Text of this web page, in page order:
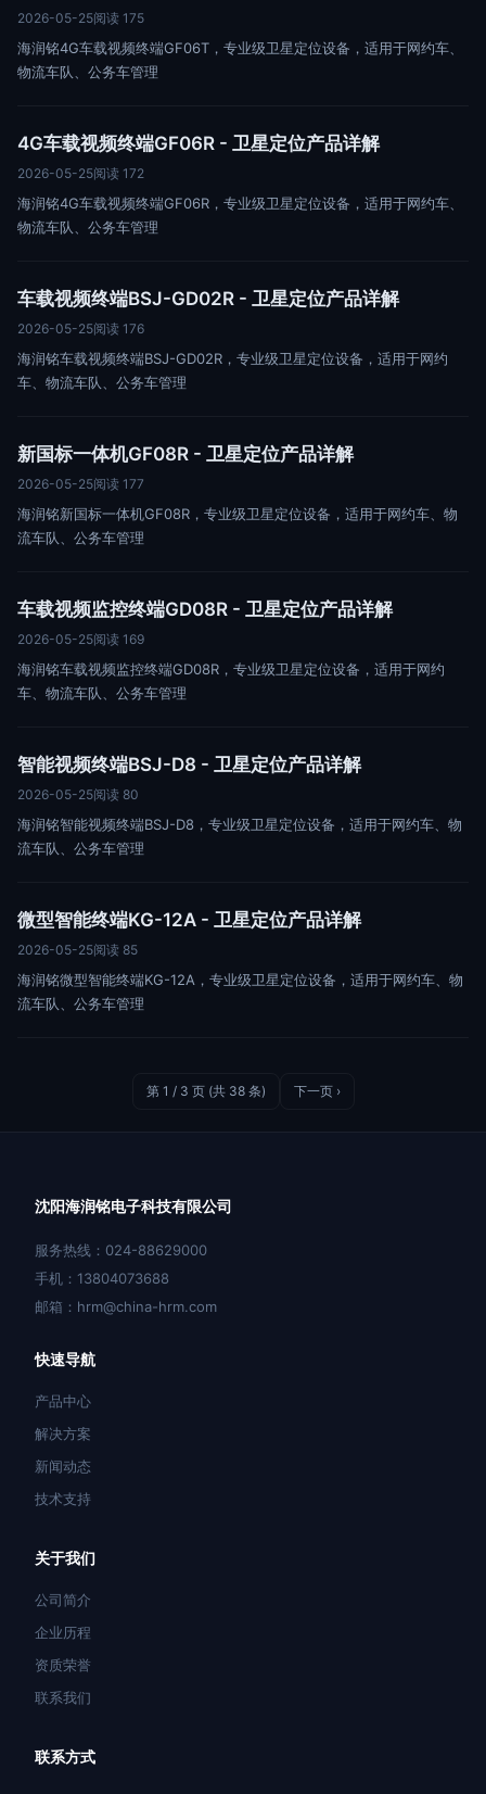
2026-05-25阅读 175
海润铭4G车载视频终端GF06T，专业级卫星定位设备，适用于网约车、
物流车队、公务车管理
4G车载视频终端GF06R - 卫星定位产品详解
2026-05-25阅读 172
海润铭4G车载视频终端GF06R，专业级卫星定位设备，适用于网约车、
物流车队、公务车管理
车载视频终端BSJ-GD02R - 卫星定位产品详解
2026-05-25阅读 176
海润铭车载视频终端BSJ-GD02R，专业级卫星定位设备，适用于网约
车、物流车队、公务车管理
新国标一体机GF08R - 卫星定位产品详解
2026-05-25阅读 177
海润铭新国标一体机GF08R，专业级卫星定位设备，适用于网约车、物
流车队、公务车管理
车载视频监控终端GD08R - 卫星定位产品详解
2026-05-25阅读 169
海润铭车载视频监控终端GD08R，专业级卫星定位设备，适用于网约
车、物流车队、公务车管理
智能视频终端BSJ-D8 - 卫星定位产品详解
2026-05-25阅读 80
海润铭智能视频终端BSJ-D8，专业级卫星定位设备，适用于网约车、物
流车队、公务车管理
微型智能终端KG-12A - 卫星定位产品详解
2026-05-25阅读 85
海润铭微型智能终端KG-12A，专业级卫星定位设备，适用于网约车、物
流车队、公务车管理
第 1 / 3 页 (共 38 条) 下一页 ›
沈阳海润铭电子科技有限公司
服务热线：024-88629000
手机：13804073688
邮箱：hrm@china-hrm.com
快速导航
产品中心
解决方案
新闻动态
技术支持
关于我们
公司简介
企业历程
资质荣誉
联系我们
联系方式